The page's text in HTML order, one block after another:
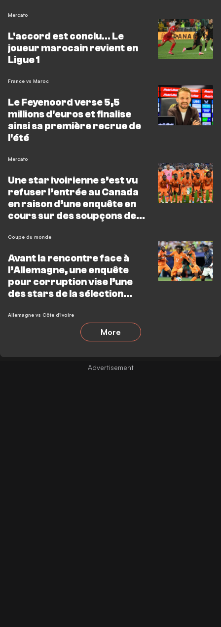
Mercato
L'accord est conclu… Le
joueur marocain revient en
Ligue 1
France vs Maroc
Le Feyenoord verse 5,5
millions d'euros et finalise
ainsi sa première recrue de
l'été
Mercato
Une star ivoirienne s’est vu
refuser l’entrée au Canada
en raison d’une enquête en
cours sur des soupçons de
Coupe du monde
Avant la rencontre face à
l’Allemagne, une enquête
pour corruption vise l’une
des stars de la sélection
Allemagne vs Côte d'Ivoire
More